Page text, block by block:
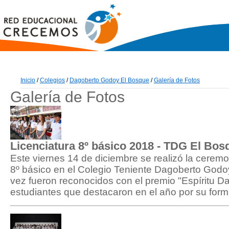
Inicio /Colegios / Dagoberto Godoy El Bosque /Galería de Fotos
Galería de Fotos
Licenciatura 8º básico 2018 - TDG El
Este viernes 14 de diciembre se realizó la
8º básico en el Colegio Teniente Dagoberto
vez fueron reconocidos con el premio "Espíritu
estudiantes que destacaron en el año por su